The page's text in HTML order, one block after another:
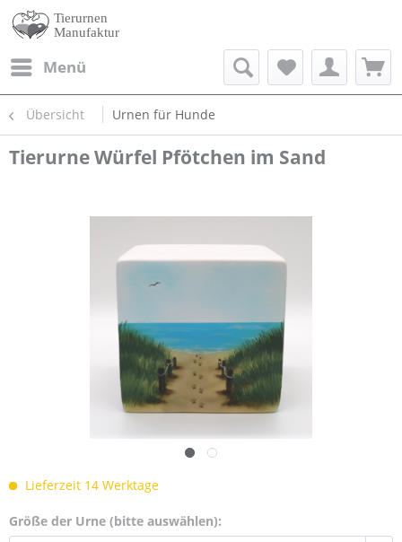
Menü
Übersicht Urnen für Hunde
Tierurne Würfel Pfötchen im Sand
Lieferzeit 14 Werktage
Größe der Urne (bitte auswählen):